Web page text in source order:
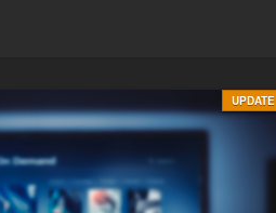
UPDATE